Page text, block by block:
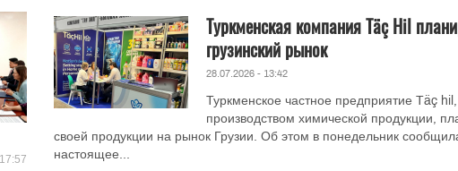
Туркменская компания Täç Hil
грузинский рынок
28.07.2026 - 13:42
Туркменское частное предприятие Täç
производством химической продукции,
своей продукции на рынок Грузии. Об этом в понедельник
настоящее...